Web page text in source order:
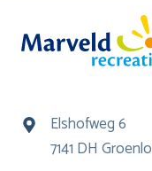
Elshofweg 6
7141 DH Groenlo